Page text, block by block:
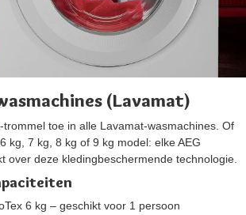
(Lavamat)
trommel toe in alle Lavamat-wasmachines. Of
kg, 7 kg, 8 kg of 9 kg model: elke AEG
over deze kledingbeschermende technologie.
6 kg – geschikt voor 1 persoon